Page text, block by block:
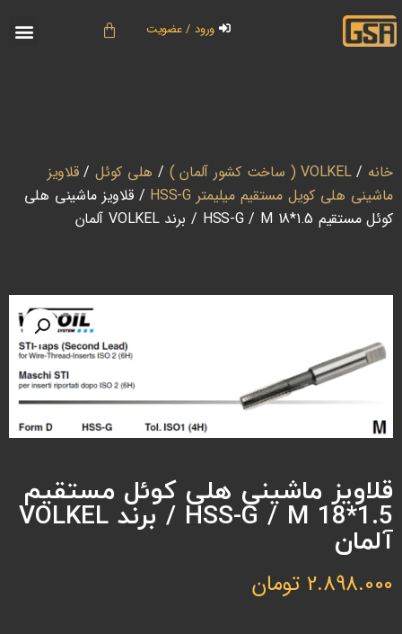
ورود / عضویت
خانه /VOLKEL ( ساخت کشور آلمان ) / هلی کوئل/قلاویز
ماشینی هلی کویل مستقیم میلیمتر HSS-G
/ قلاویز ماشینی هلی
کوئل مستقیم HSS-G / M 18*1.5 / برند VOLKEL آلمان
قلاویز ماشینی هلی کوئل مستقیم
HSS-G / M 18*1.5 / برند VOLKEL
آلمان
2.898.000 تومان